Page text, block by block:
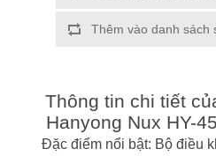
Thêm vào danh sách
Thông tin chi tiết
Hanyong Nux HY-
Đặc điểm nổi bật: Bộ điều